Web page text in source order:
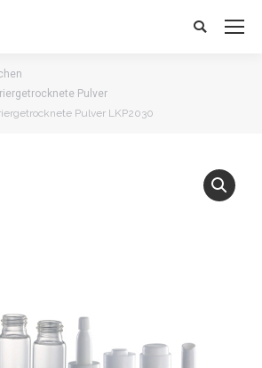
Search:
Pulver
Pulver LKP2030